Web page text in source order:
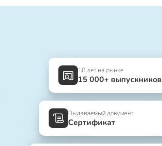
10 лет на рынке
15 000+ выпускников
Выдаваемый документ
Сертификат